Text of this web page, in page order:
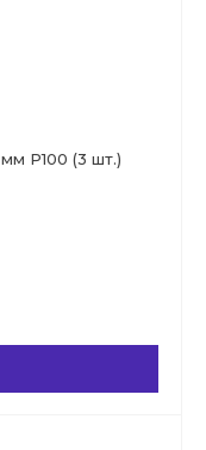
Р100 (3 шт.)